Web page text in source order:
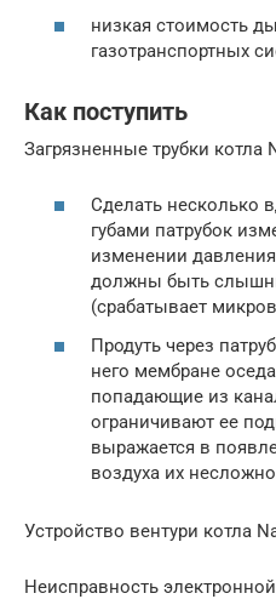
низкая стоимость
газотранспортных
Как поступить
Загрязненные трубки котла
Сделать несколько
губами патрубок
изменении
должны быть
(срабатывает
Продуть через
него мембране
попадающие из
ограничивают ее
выражается в
воздуха их
Устройство вентури котла
Неисправность